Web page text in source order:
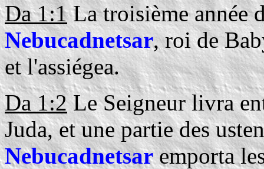
Da 1:1La troisième année
Nebucadnetsar, roi de
et l'assiégea.
Da 1:2Le Seigneur livra
Juda, et une partie des
Nebucadnetsaremporta